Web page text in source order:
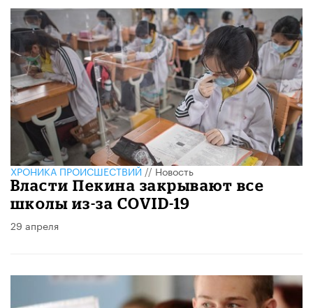
ХРОНИКА ПРОИСШЕСТВИЙ//Новость
Власти Пекина закрывают все
школы из-за COVID-19
29 апреля